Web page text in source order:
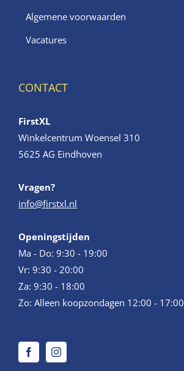
Algemene voorwaarden
Vacatures
CONTACT
FirstXL
Winkelcentrum Woensel 310
5625 AG Eindhoven
Vragen?
info@firstxl.nl
Openingstijden
Ma - Do: 9:30 - 19:00
Vr: 9:30 - 20:00
Za: 9:30 - 18:00
Zo: Alleen koopzondagen 12:00 - 17:00